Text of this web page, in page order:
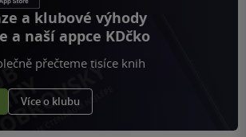
a klubové výhody
a naší appce KDčko
přečteme tisíce knih
Více o klubu